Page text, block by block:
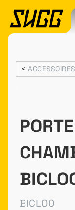
< ACCESSOIRES
BICLOO